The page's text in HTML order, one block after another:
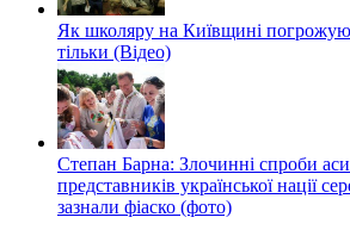
Як школяру на Київщині
тільки (Відео)
Степан Барна: Злочинні спроби
представників української нації
зазнали фіаско (фото)